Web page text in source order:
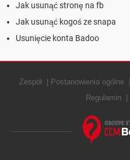
Jak usunąć stronę na fb
Jak usunąć kogoś ze snapa
Usunięcie konta Badoo
Zespół Postanowienia ogólne
Regulamin